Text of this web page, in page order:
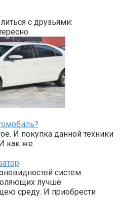
с друзьями:
И покупка данной техники
как же
систем
лучше
среду. И приобрести